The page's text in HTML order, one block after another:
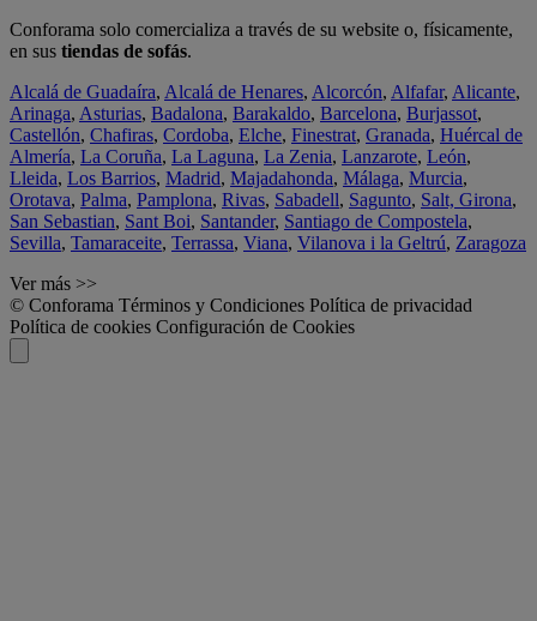
Conforama solo comercializa a través de su website o, físicamente,
en sus tiendas de sofás.
Alcalá de Guadaíra, Alcalá de Henares, Alcorcón, Alfafar, Alicante,
Arinaga, Asturias, Badalona, Barakaldo, Barcelona, Burjassot,
Castellón, Chafiras, Cordoba, Elche, Finestrat, Granada, Huércal de
Almería, La Coruña, La Laguna, La Zenia, Lanzarote, León,
Lleida, Los Barrios, Madrid, Majadahonda, Málaga, Murcia,
Orotava, Palma, Pamplona, Rivas, Sabadell, Sagunto, Salt, Girona,
San Sebastian, Sant Boi, Santander, Santiago de Compostela,
Sevilla, Tamaraceite, Terrassa, Viana, Vilanova i la Geltrú, Zaragoza
Ver más >>
© Conforama Términos y Condiciones Política de privacidad
Política de cookies Configuración de Cookies